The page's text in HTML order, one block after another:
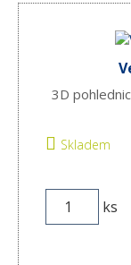
3D
Skladem
ks